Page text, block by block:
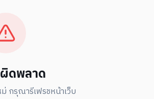
ดพลาด
กรุณารีเฟรชหน้าเว็บ